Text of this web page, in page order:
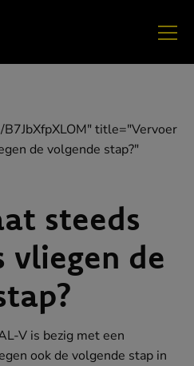
title="Vervoer
de volgende stap?"
steeds
vliegen de
V is bezig met een
ook de volgende stap in